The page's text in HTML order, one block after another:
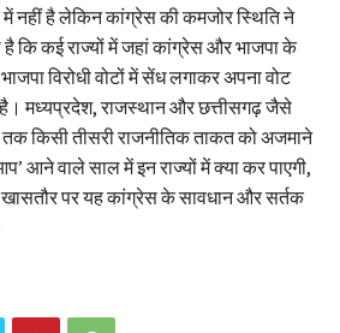
नहीं है लेकिन कांग्रेस की कमजोर स्थिति ने
कि कई राज्यों में जहां कांग्रेस और भाजपा के
विरोधी वोटों में सेंध लगाकर अपना वोट
है। मध्यप्रदेश, राजस्थान और छत्तीसगढ़ जैसे
किसी तीसरी राजनीतिक ताकत को अजमाने
आने वाले साल में इन राज्यों में क्या कर पाएगी,
पर यह कांग्रेस के सावधान और सर्तक